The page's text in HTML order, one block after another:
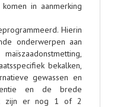
in aanmerking
Hierin
onderwerpen aan
bekalken,
gewassen en
en de brede
zijn er nog 1 of 2